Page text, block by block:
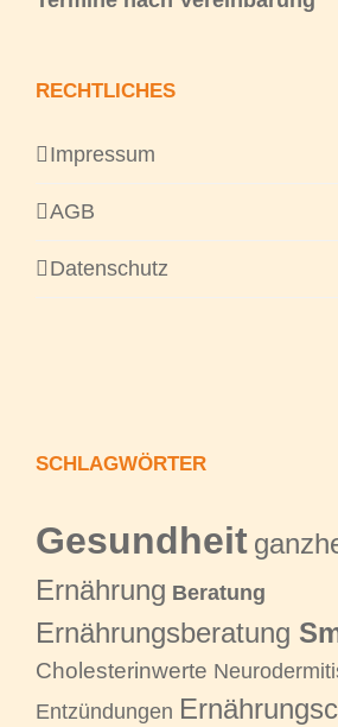
RECHTLICHES
Impressum
AGB
Datenschutz
SCHLAGWÖRTER
Gesundheit
Ernährung Beratung
Ernährungsberatung
Cholesterinwerte
Entzündungen